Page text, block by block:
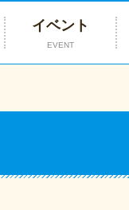
イベント
EVENT